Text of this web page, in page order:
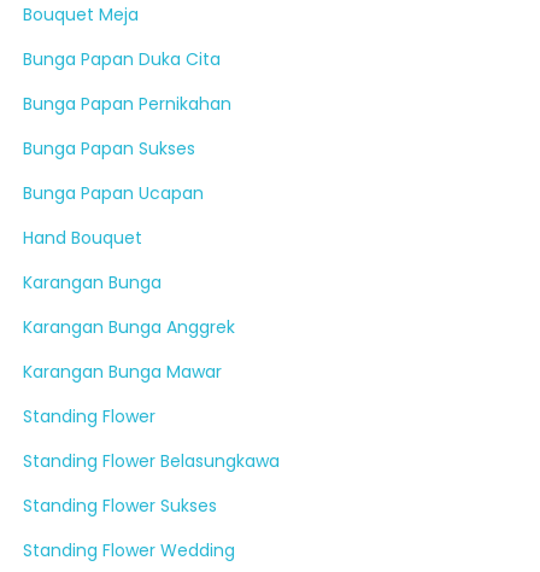
Bouquet Meja
Bunga Papan Duka Cita
Bunga Papan Pernikahan
Bunga Papan Sukses
Bunga Papan Ucapan
Hand Bouquet
Karangan Bunga
Karangan Bunga Anggrek
Karangan Bunga Mawar
Standing Flower
Standing Flower Belasungkawa
Standing Flower Sukses
Standing Flower Wedding